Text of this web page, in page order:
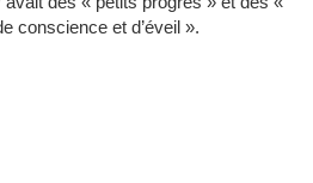
conscience et d’éveil ».